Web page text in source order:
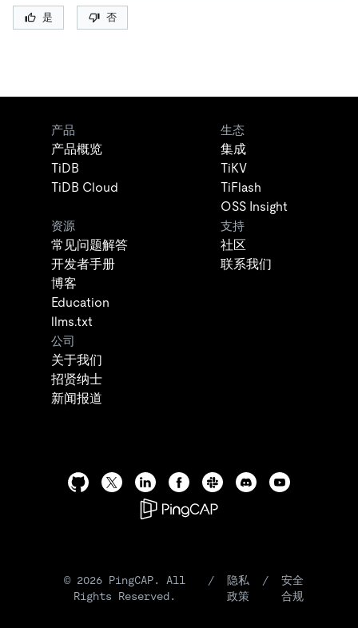
是 否
产品
产品概览
TiDB
TiDB Cloud
生态
集成
TiKV
TiFlash
OSS Insight
资源
常见问题解答
开发者手册
博客
Education
llms.txt
支持
社区
联系我们
公司
关于我们
招贤纳士
新闻报道
© 2026 PingCAP. All
Rights Reserved.
/
隐私
政策
/
安全
合规